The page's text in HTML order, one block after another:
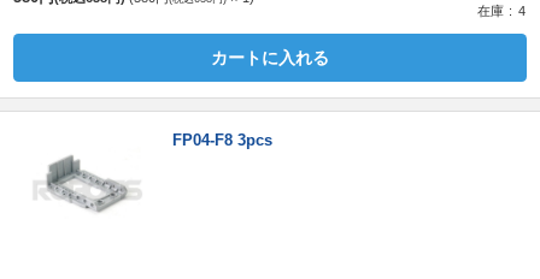
在庫
4
カートに入れる
FP04-F8 3pcs